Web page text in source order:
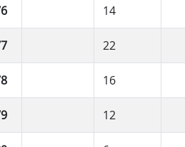
14
22
16
12